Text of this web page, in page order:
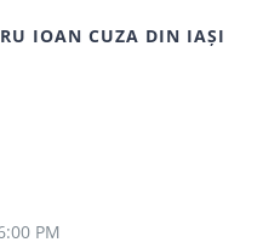
IOAN CUZA DIN IAȘI
PM